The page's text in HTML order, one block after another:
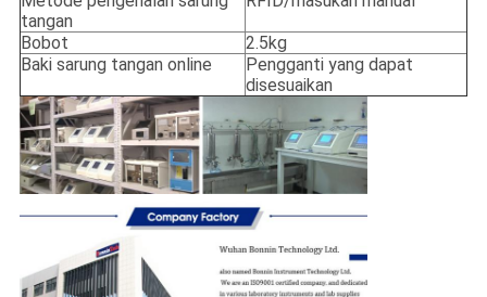
tangan
Bobot
2.5kg
Baki sarung tangan online
Pengganti yang dapat
disesuaikan